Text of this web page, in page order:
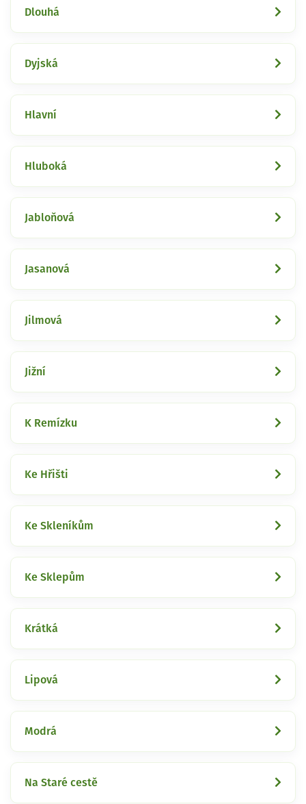
Dlouhá
Dyjská
Hlavní
Hluboká
Jabloňová
Jasanová
Jilmová
Jižní
K Remízku
Ke Hřišti
Ke Skleníkům
Ke Sklepům
Krátká
Lipová
Modrá
Na Staré cestě